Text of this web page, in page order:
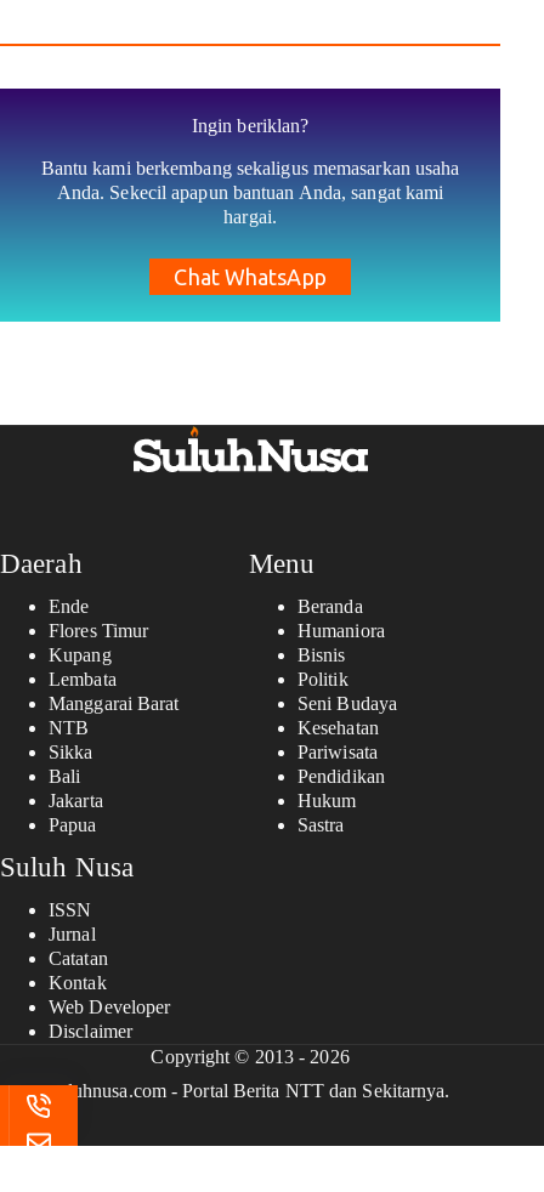
Ingin beriklan?
Bantu kami berkembang sekaligus memasarkan usaha
Anda. Sekecil apapun bantuan Anda, sangat kami
hargai.
Chat WhatsApp
Daerah
Ende
Flores Timur
Kupang
Lembata
Manggarai Barat
NTB
Sikka
Bali
Jakarta
Papua
Menu
Beranda
Humaniora
Bisnis
Politik
Seni Budaya
Kesehatan
Pariwisata
Pendidikan
Hukum
Sastra
Suluh Nusa
ISSN
Jurnal
Catatan
Kontak
Web Developer
Disclaimer
Copyright © 2013 - 2026
suluhnusa.com - Portal Berita NTT dan Sekitarnya.